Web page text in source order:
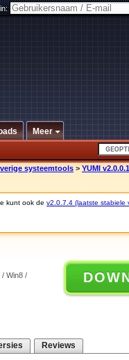
Meer
systeemtools > YUMI v2.0.0.1
kunt ook de v2.0.7.4 (laatste stabiele
/ Win8 /
Reviews